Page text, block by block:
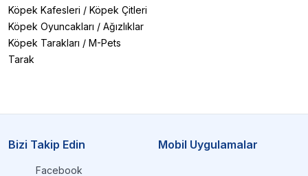
Köpek Kafesleri / Köpek Çitleri
Köpek Oyuncakları / Ağızlıklar
Köpek Tarakları / M-Pets
Tarak
Bizi Takip Edin
Facebook
Mobil Uygulamalar